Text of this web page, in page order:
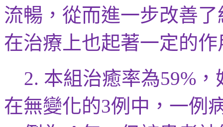
流暢，從而進一步改善
在治療上也起著一定的
2. 本組治癒率為59%
在無變化的3例中，一例